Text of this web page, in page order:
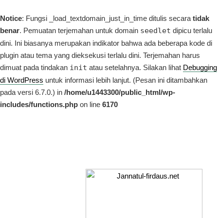
Notice: Fungsi _load_textdomain_just_in_time ditulis secara tidak
benar. Pemuatan terjemahan untuk domain seedlet dipicu terlalu
dini. Ini biasanya merupakan indikator bahwa ada beberapa kode di
plugin atau tema yang dieksekusi terlalu dini. Terjemahan harus
dimuat pada tindakan init atau setelahnya. Silakan lihat Debugging
di WordPress untuk informasi lebih lanjut. (Pesan ini ditambahkan
pada versi 6.7.0.) in /home/u1443300/public_html/wp-
includes/functions.php on line 6170